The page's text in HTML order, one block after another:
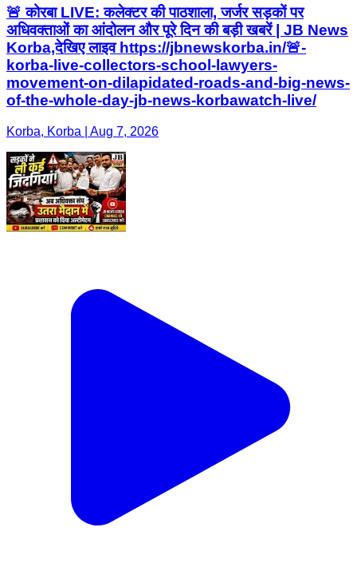
🚨 कोरबा LIVE: कलेक्टर की पाठशाला, जर्जर सड़कों पर
अधिवक्ताओं का आंदोलन और पूरे दिन की बड़ी खबरें | JB News
Korba,देखिए लाइव https://jbnewskorba.in/🚨-
korba-live-collectors-school-lawyers-
movement-on-dilapidated-roads-and-big-news-
of-the-whole-day-jb-news-korbawatch-live/
Korba, Korba | Aug 7, 2026